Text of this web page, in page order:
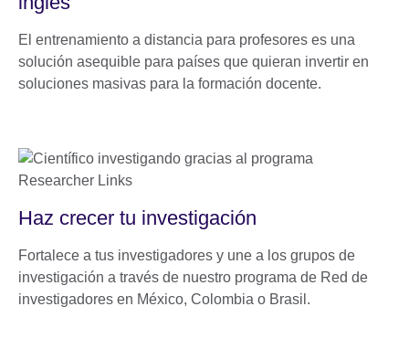
El entrenamiento a distancia para profesores es una
solución asequible para países que quieran invertir en
soluciones masivas para la formación docente.
Haz crecer tu investigación
Fortalece a tus investigadores y une a los grupos de
investigación a través de nuestro programa de Red de
investigadores en México, Colombia o Brasil.